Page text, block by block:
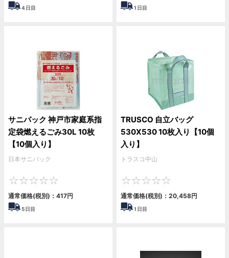
4日目 1 日目
サニパック 神戸市家庭系指
定袋燃えるごみ30L 10枚
【10個入り】
日本サニパック
通常価格(税別)： 417円
5日目
TRUSCO 自立バッグ
530X530 10枚入り【10個
入り】
トラスコ中山
通常価格(税別)： 20,458円
1 日目